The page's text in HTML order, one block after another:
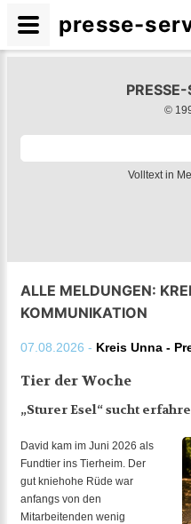
©
Volltext in
ALLE MELDUNGEN:
KOMMUNIKATION
07.08.2026 - Kreis Unna -
Tier der Woche
„Sturer Esel“ sucht
David kam im Juni 2026 als
Fundtier ins Tierheim. Der
gut kniehohe Rüde war
anfangs von den
Mitarbeitenden wenig
presse-